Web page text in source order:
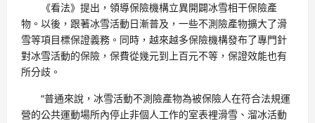
《看法》提出，領導保險機構立異開闢冰雪相干保險產
物。以後，跟著冰雪活動日漸普及，一些不測險產物擴大了滑
雪等項目標保證義務。同時，越來越多保險機構發布了專門針
對冰雪活動的保險，保費從幾元到上百元不等，保證效能也有
所分歧。
“普通來說，冰雪活動不測險產物為被保險人在符合法規運
營的公共運動場所內停止非個人工作的室表裡滑雪、溜冰活動